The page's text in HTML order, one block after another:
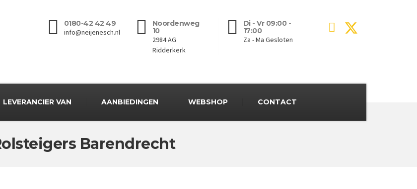
0180-42 42 49
info@neijenesch.nl
Noordenweg
10
2984 AG
Ridderkerk
Di - Vr 09:00 -
17:00
Za - Ma Gesloten
LEVERANCIER VAN AANBIEDINGEN WEBSHOP CONTACT
Barendrecht